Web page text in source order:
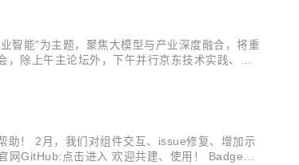
智能”为主题，聚焦大模型与产业深度融合，将重
除上午主论坛外，下午并行京东技术实践、数
助！ 2月，我们对组件交互、issue修复、增加示
GitHub:点击进入 欢迎共建、使用！ Badge：